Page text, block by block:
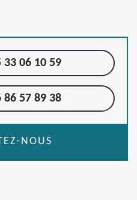
33 06 10 59
86 57 89 38
NOUS